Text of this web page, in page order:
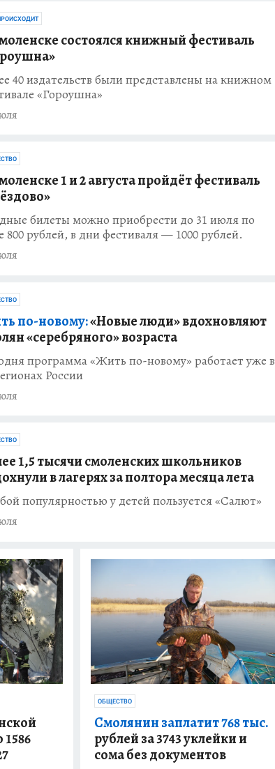
состоялся книжный фестиваль
40 издательств были представлены на книжном
«Гороушна»
1 и 2 августа пройдёт фестиваль
билеты можно приобрести до 31 июля по
800 рублей, в дни фестиваля — 1000 рублей.
по-новому:«Новые люди» вдохновляют
«серебряного» возраста
программа «Жить по-новому» работает уже в
России
1,5 тысячи смоленских школьников
в лагерях за полтора месяца лета
популярностью у детей пользуется «Салют»
ОБЩЕСТВО
Смолянин заплатит 768 тыс.
рублей за 3743 уклейки и
сома без документов